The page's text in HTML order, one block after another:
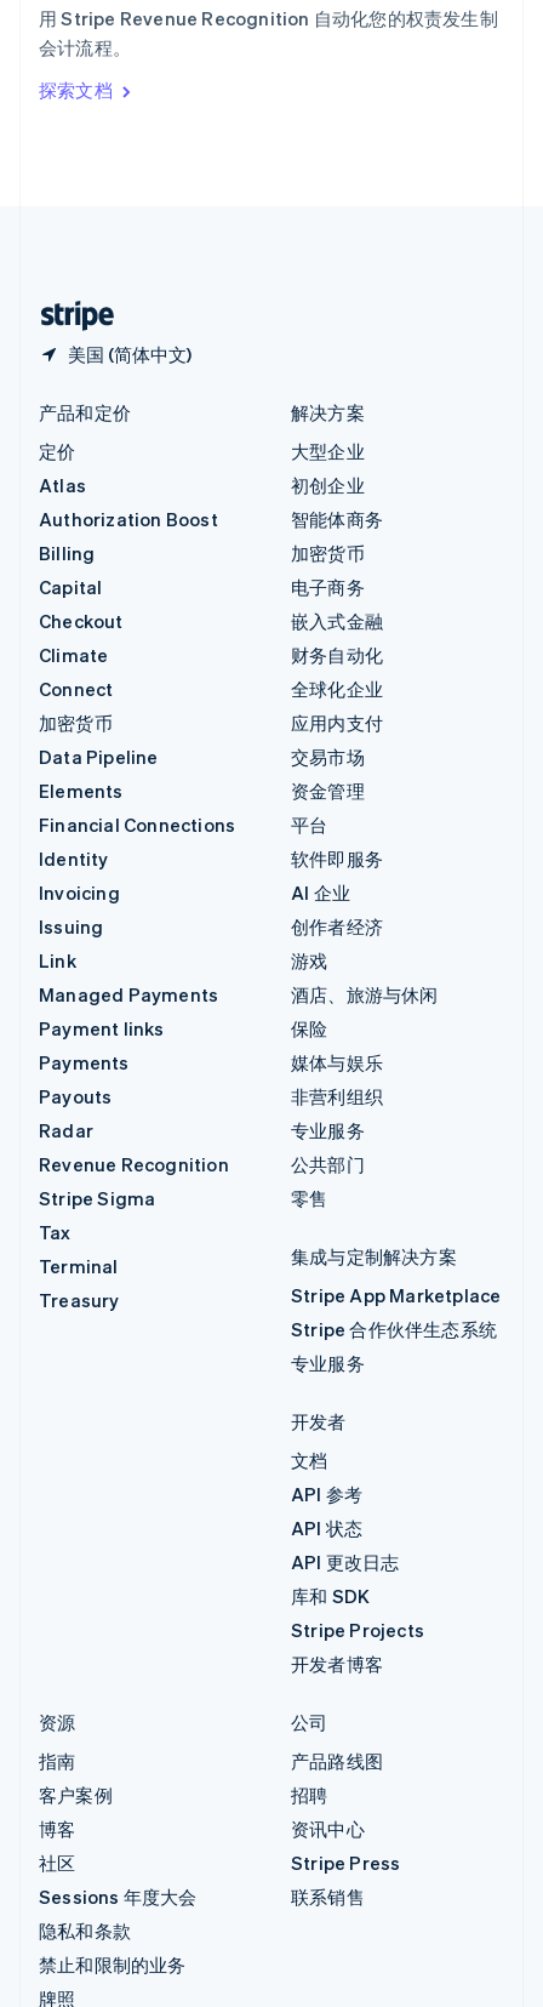
用 Stripe Revenue Recognition 自动化您的权责发生制
会计流程。
探索文档
美国 (简体中文)
意大利
Italiano
印度
English
产品和定价
定价
Atlas
Authorization Boost
Billing
Capital
Checkout
Climate
Connect
加密货币
Data Pipeline
Elements
Financial Connections
Identity
Invoicing
Issuing
Link
Managed Payments
Payment links
Payments
Payouts
Radar
Revenue Recognition
Stripe Sigma
Tax
Terminal
Treasury
解决方案
大型企业
初创企业
智能体商务
加密货币
电子商务
嵌入式金融
财务自动化
全球化企业
应用内支付
交易市场
资金管理
平台
软件即服务
AI 企业
创作者经济
游戏
酒店、旅游与休闲
保险
媒体与娱乐
非营利组织
专业服务
公共部门
零售
集成与定制解决方案
Stripe App Marketplace
Stripe 合作伙伴生态系统
专业服务
开发者
文档
API 参考
API 状态
API 更改日志
库和 SDK
Stripe Projects
开发者博客
资源
指南
客户案例
博客
社区
Sessions 年度大会
隐私和条款
禁止和限制的业务
牌照
公司
产品路线图
招聘
资讯中心
Stripe Press
联系销售